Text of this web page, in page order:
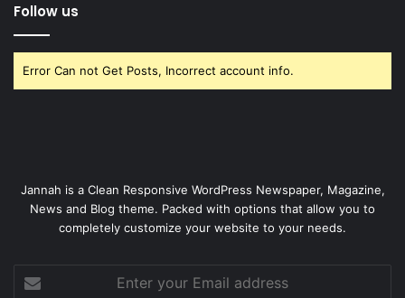
Follow us
Error Can not Get Posts, Incorrect account info.
Jannah is a Clean Responsive WordPress Newspaper, Magazine,
News and Blog theme. Packed with options that allow you to
completely customize your website to your needs.
your